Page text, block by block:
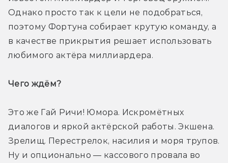
Однако просто так к цели не подобраться,
поэтому Фортуна собирает крутую команду, а
в качестве прикрытия решает использовать
любимого актёра миллиардера.
Чего ждём?
Это же Гай Ричи! Юмора. Искромётных
диалогов и яркой актёрской работы. Экшена.
Зрелищ. Перестрелок, насилия и моря трупов.
Ну и опционально — кассового провала во